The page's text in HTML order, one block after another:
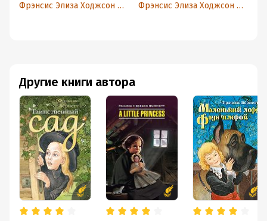
Другие книги автора
Фрэнсис Элиза Ходжсон Бёрнетт
Фрэнсис Элиза Ходжсон Бёрнетт